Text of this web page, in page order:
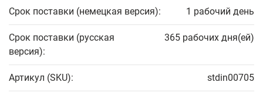
Срок поставки (немецкая версия): 1 рабочий день
Срок поставки (русская
версия):
365 рабочих дня(ей)
Артикул (SKU): stdin00705